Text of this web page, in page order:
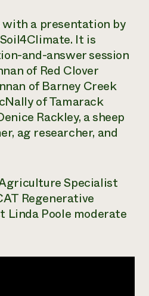
with a presentation by
It is
and-answer session
of Red Clover
of Barney Creek
of Tamarack
Rackley, a sheep
ag researcher, and
Specialist
Regenerative
Linda Poole moderate